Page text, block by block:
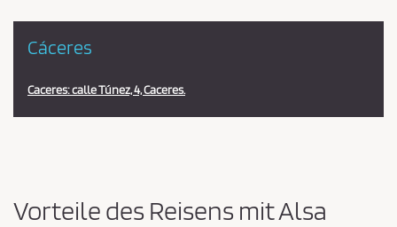
Cáceres
Caceres: calle Túnez, 4, Caceres.
Vorteile des Reisens mit Alsa